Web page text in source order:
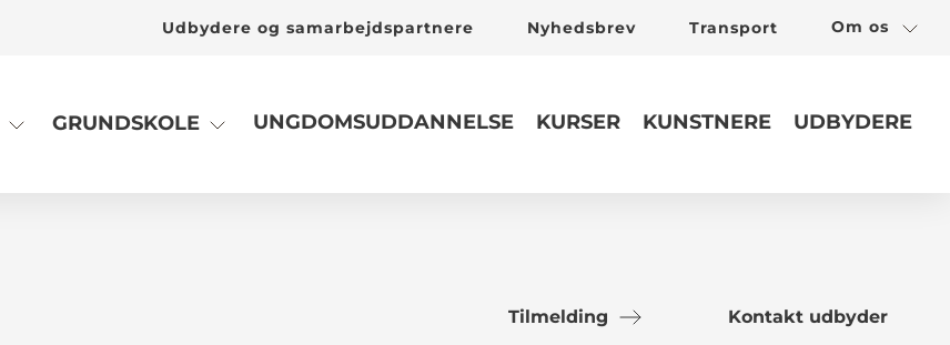
Udbydere og samarbejdspartnere Nyhedsbrev Transport Om os
GRUNDSKOLE UNGDOMSUDDANNELSE KURSER KUNSTNERE UDBYDERE
Tilmelding Kontakt udbyder